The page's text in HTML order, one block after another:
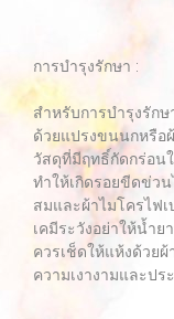
การบำรุงรักษา :
สำหรับการบำรุงรัก
ด้วยแปรงขนนกหรือ
วัสดุที่มีฤทธิ์กัดกร่อน
ทำให้เกิดรอยขีดข่ว
สมและผ้าไมโครไฟ
เคมีระวังอย่าให้น้ำ
ควรเช็ดให้แห้งด้วย
ความเงางามและปร